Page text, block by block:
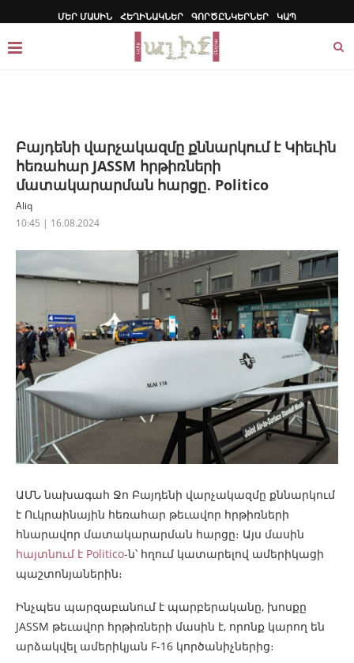
ՄԵՐ ՄԱՍԻՆ ՀԵՂԻՆԱԿՆԵՐ ԳՈՐԾԸՆԿԵՐՆԵՐ ԿԱՊ
Բայդենի վարչակազմը քննարկում է Կիեւին
հեռահար JASSM հրթիռների
մատակարարման հարցը․ Politico
Aliq
10:45 | 16.08.2024
ԱՄՆ նախագահ Ջո Բայդենի վարչակազմը քննարկում
է Ուկրաինային հեռահար թեւավոր հրթիռների
հնարավոր մատակարարման հարցը։ Այս մասին
հայտնում է Politico-ն՝ հղում կատարելով ամերիկացի
պաշտոնյաներին։
Ինչպես պարզաբանում է պարբերականը, խոսքը
JASSM թեւավոր հրթիռների մասին է, որոնք կարող են
արձակվել ամերիկյան F-16 կործանիչներից։